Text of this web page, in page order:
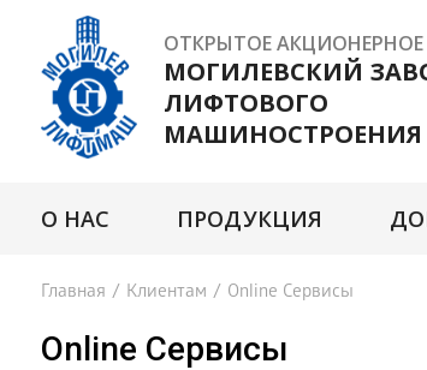
ОТКРЫТОЕ
МОГИЛЕВСКИЙ
ЛИФТОВОГО
МАШИНОСТРОЕНИЯ
О НАС ПРОДУКЦИЯ
Главная / Клиентам / Online Сервисы
Online Сервисы